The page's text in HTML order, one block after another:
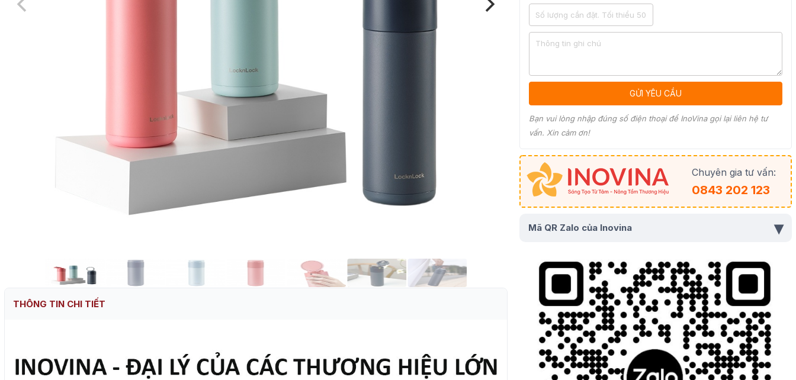
THÔNG TIN CHI TIẾT
Bạn vui lòng nhập đúng số điện thoại để InoVina gọi lại liên hệ tư
vấn. Xin cảm ơn!
Chuyên gia tư vấn:
0843 202 123
Mã QR Zalo của Inovina ▾